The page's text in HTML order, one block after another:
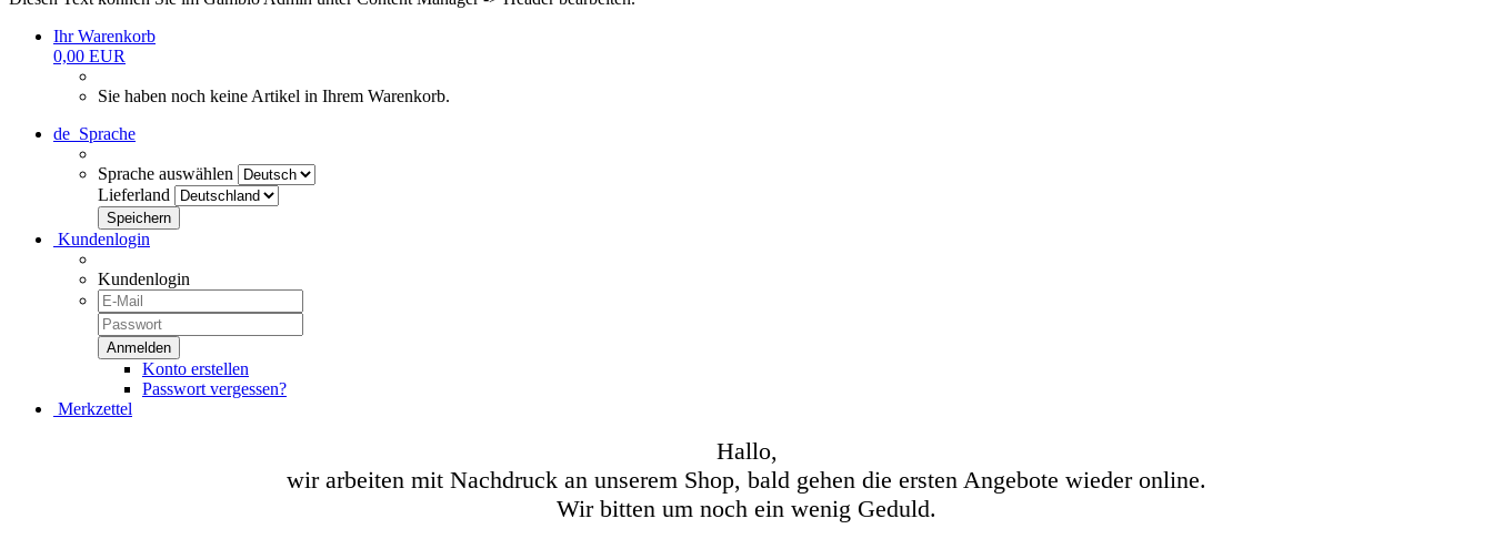
Ihr Warenkorb
0,00 EUR
Sie haben noch keine Artikel in Ihrem Warenkorb.
de Sprache
Sprache auswählen
Lieferland
Kundenlogin
Kundenlogin
Konto erstellen
Passwort vergessen?
Merkzettel
Hallo,
wir arbeiten mit Nachdruck an unserem Shop, bald gehen die ersten Angebote wieder online.
Wir bitten um noch ein wenig Geduld.